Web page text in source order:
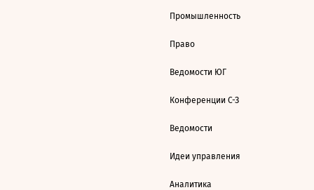
Промышленность
Право
Ведомости ЮГ
Конференции С-З
Ведомости
Идеи управления
Аналитика